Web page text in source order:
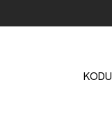
KODU